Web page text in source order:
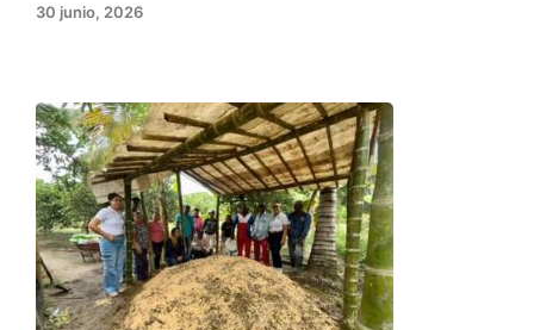
30 junio, 2026